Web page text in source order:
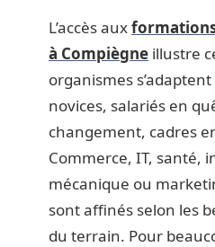
L’accès aux
à Compiègne illustre
organismes
novices, salariés en
changement, cadres
Commerce, IT, santé,
mécanique ou
sont affinés selon les
du terrain. Pour